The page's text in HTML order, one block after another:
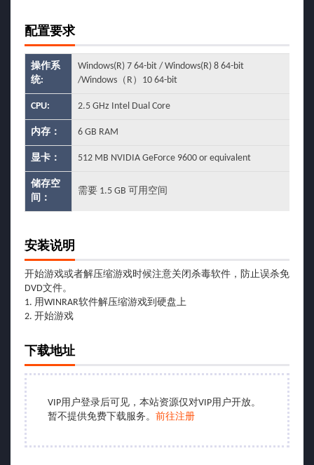
配置要求
操作系
统:
Windows(R) 7 64-bit / Windows(R) 8 64-bit
/Windows（R）10 64-bit
CPU: 2.5 GHz Intel Dual Core
内存： 6 GB RAM
显卡： 512 MB NVIDIA GeForce 9600 or equivalent
储存空
间：
需要 1.5 GB 可用空间
安装说明
开始游戏或者解压缩游戏时候注意关闭杀毒软件，防止误杀免
DVD文件。
1. 用WINRAR软件解压缩游戏到硬盘上
2. 开始游戏
下载地址
VIP用户登录后可见，本站资源仅对VIP用户开放。
暂不提供免费下载服务。 前往注册